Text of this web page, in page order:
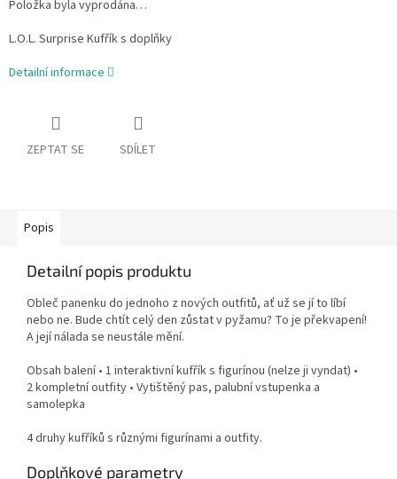
Položka byla vyprodána…
L.O.L. Surprise Kufřík s doplňky
Detailní informace
ZEPTAT SE SDÍLET
Popis
Detailní popis produktu
Obleč panenku do jednoho z nových outfitů, ať už se jí to líbí
nebo ne. Bude chtít celý den zůstat v pyžamu? To je překvapení!
A její nálada se neustále mění.
Obsah balení • 1 interaktivní kufřík s figurínou (nelze ji vyndat) •
2 kompletní outfity • Vytištěný pas, palubní vstupenka a
samolepka
4 druhy kufříků s různými figurínami a outfity.
Doplňkové parametry